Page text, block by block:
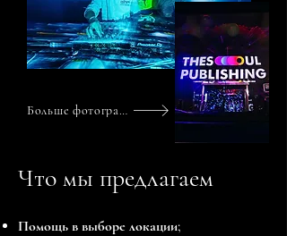
Больше фотографий
Что мы предлагаем
Помощь в выборе локации;